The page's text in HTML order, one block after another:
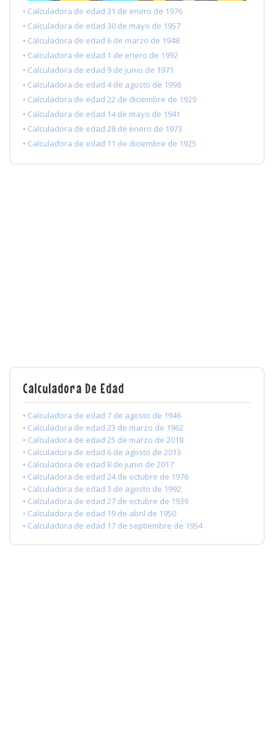
• Calculadora de edad 31 de enero de 1976
• Calculadora de edad 30 de mayo de 1957
• Calculadora de edad 6 de marzo de 1948
• Calculadora de edad 1 de enero de 1992
• Calculadora de edad 9 de junio de 1971
• Calculadora de edad 4 de agosto de 1998
• Calculadora de edad 22 de diciembre de 1929
• Calculadora de edad 14 de mayo de 1941
• Calculadora de edad 28 de enero de 1973
• Calculadora de edad 11 de diciembre de 1925
Calculadora De Edad
• Calculadora de edad 7 de agosto de 1946
• Calculadora de edad 23 de marzo de 1962
• Calculadora de edad 25 de marzo de 2018
• Calculadora de edad 6 de agosto de 2013
• Calculadora de edad 8 de junio de 2017
• Calculadora de edad 24 de octubre de 1976
• Calculadora de edad 3 de agosto de 1992
• Calculadora de edad 27 de octubre de 1939
• Calculadora de edad 19 de abril de 1950
• Calculadora de edad 17 de septiembre de 1954